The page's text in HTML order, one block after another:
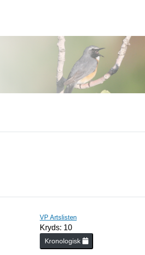
VP Artslisten
Kryds: 10
Kronologisk